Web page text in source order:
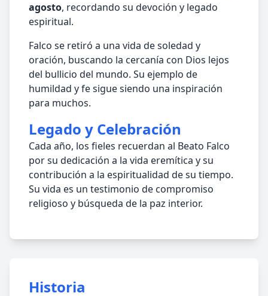
agosto, recordando su devoción y legado
espiritual.
Falco se retiró a una vida de soledad y
oración, buscando la cercanía con Dios lejos
del bullicio del mundo. Su ejemplo de
humildad y fe sigue siendo una inspiración
para muchos.
Legado y Celebración
Cada año, los fieles recuerdan al Beato Falco
por su dedicación a la vida eremítica y su
contribución a la espiritualidad de su tiempo.
Su vida es un testimonio de compromiso
religioso y búsqueda de la paz interior.
Historia